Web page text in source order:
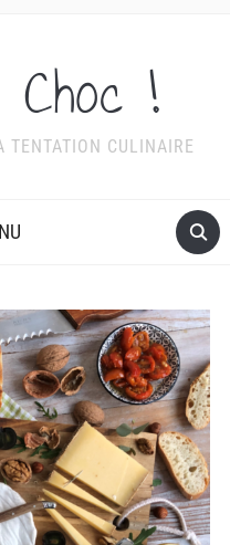
!
TENTATION CULINAIRE